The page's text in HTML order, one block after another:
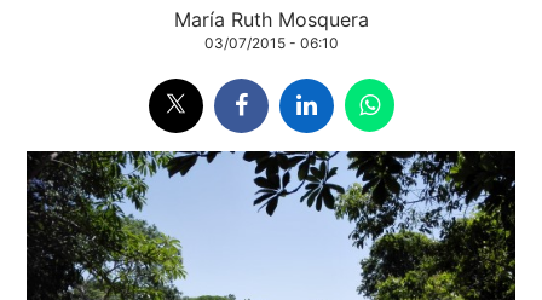
María Ruth Mosquera
03/07/2015 - 06:10